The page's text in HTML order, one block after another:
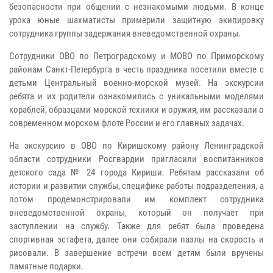
безопасности при общении с незнакомыми людьми. В конце
урока юные шахматисты примерили защитную экипировку
сотрудника группы задержания вневедомственной охраны.
Сотрудники ОВО по Петроградскому и МОВО по Приморскому
районам Санкт-Петербурга в честь праздника посетили вместе с
детьми Центральный военно-морской музей. На экскурсии
ребята и их родители ознакомились с уникальными моделями
кораблей, образцами морской техники и оружия, им рассказали о
современном морском флоте России и его главных задачах.
На экскурсию в ОВО по Киришскому району Ленинградской
области сотрудники Росгвардии пригласили воспитанников
детского сада № 24 города Кириши. Ребятам рассказали об
истории и развитии службы, специфике работы подразделения, а
потом продемонстрировали им комплект сотрудника
вневедомственной охраны, который он получает при
заступлении на службу. Также для ребят была проведена
спортивная эстафета, далее они собирали пазлы на скорость и
рисовали. В завершение встречи всем детям были вручены
памятные подарки.